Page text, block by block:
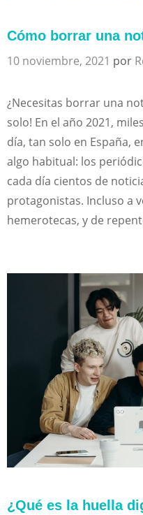
Cómo borrar una
10 noviembre, 2021 por
¿Necesitas borrar una
solo! En el año 2021,
día, tan solo en España,
algo habitual: los
cada día cientos de
protagonistas. Incluso a
hemerotecas, y de
¿Qué es la huella